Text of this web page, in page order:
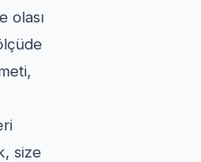
olası
size